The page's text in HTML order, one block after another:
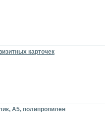
карточек
A5, полипропилен